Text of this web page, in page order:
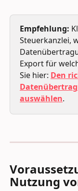
Empfehlung:
Steuerkanzlei,
Export für
Sie hier: Den
auswählen.
Nutzung